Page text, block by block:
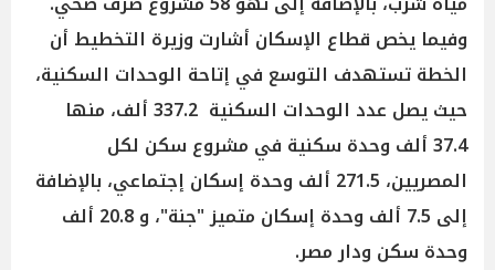
وفيما يخص قطاع الإسكان أشارت وزيرة التخطيط أن
الخطة تستهدف التوسع في إتاحة الوحدات السكنية،
حيث يصل عدد الوحدات السكنية 337.2 ألف، منها
37.4 ألف وحدة سكنية في مشروع سكن لكل
المصريين، 271.5 ألف وحدة إسكان إجتماعي، بالإضافة
إلى 7.5 ألف وحدة إسكان متميز "جنة"، و 20.8 ألف
وحدة سكن ودار مصر.